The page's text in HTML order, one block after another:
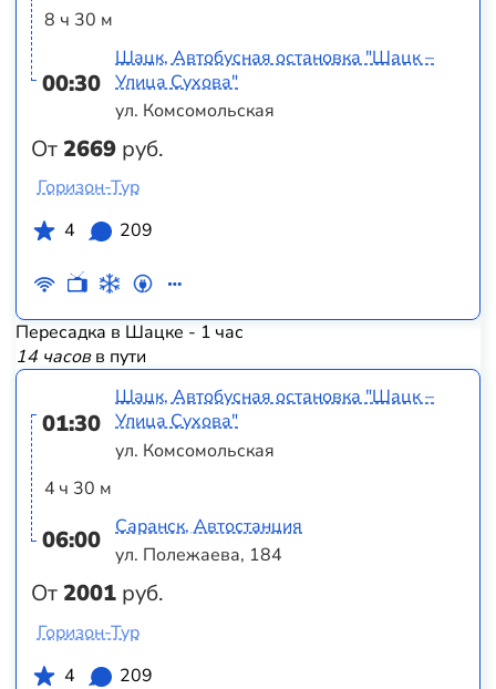
8 ч 30 м
00:30
От2669 руб.
Шацк, Автобусная остановка "Шацк –
Улица Сухова"
ул. Комсомольская
Горизон-Тур
4
209
Пересадка в Шацке - 1 час
14 часовв пути
01:30
4 ч 30 м
06:00
От2001 руб.
Шацк, Автобусная остановка "Шацк –
Улица Сухова"
ул. Комсомольская
Саранск, Автостанция
ул. Полежаева, 184
Горизон-Тур
4
209